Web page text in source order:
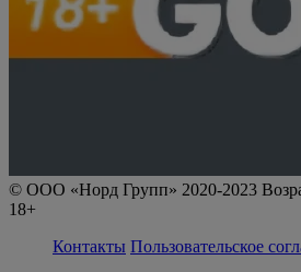
© ООО «Норд Групп» 2020-2023
18+
Контакты Пользовательское